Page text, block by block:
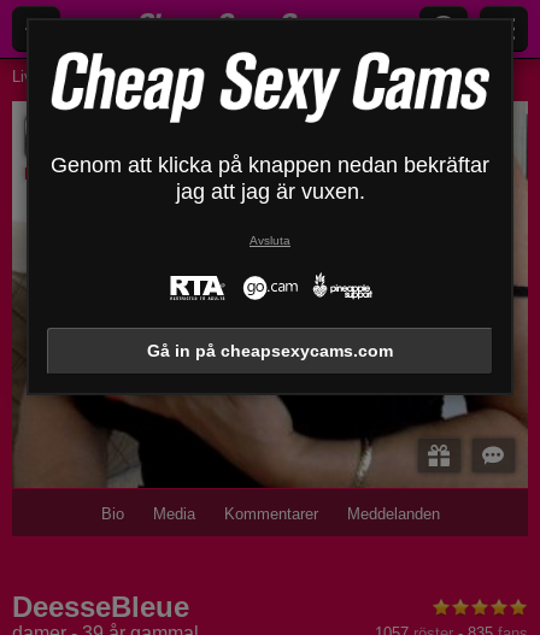
Live webbkamera damer Deessebleue
Bortkopplad
Bio Media Kommentarer Meddelanden
DeesseBleue
Genom att klicka på knappen nedan bekräftar
jag att jag är vuxen.
Avsluta
Gå in på cheapsexycams.com